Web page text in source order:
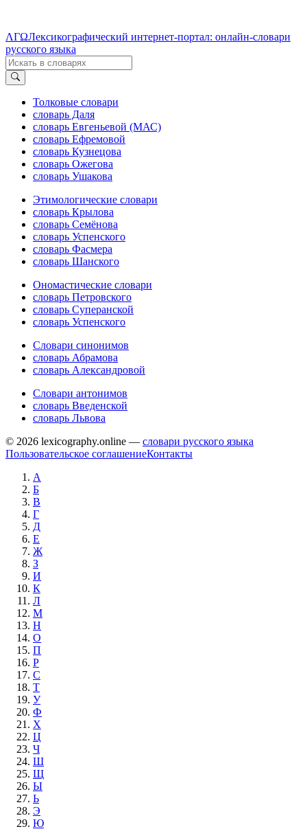
ΛΓΩЛексикографический интернет-портал: онлайн-словари
русского языка
Толковые словари
словарь Даля
словарь Евгеньевой (МАС)
словарь Ефремовой
словарь Кузнецова
словарь Ожегова
словарь Ушакова
Этимологические словари
словарь Крылова
словарь Семёнова
словарь Успенского
словарь Фасмера
словарь Шанского
Ономастические словари
словарь Петровского
словарь Суперанской
словарь Успенского
Словари синонимов
словарь Абрамова
словарь Александровой
Словари антонимов
словарь Введенской
словарь Львова
© 2026 lexicography.online — словари русского языка
Пользовательское соглашениеКонтакты
А
Б
В
Г
Д
Е
Ж
З
И
К
Л
М
Н
О
П
Р
С
Т
У
Ф
Х
Ц
Ч
Ш
Щ
Ы
Ь
Э
Ю